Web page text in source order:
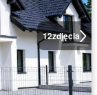
12zdjęcia